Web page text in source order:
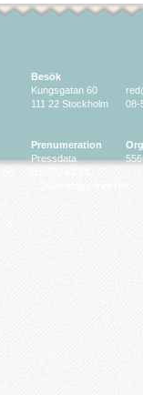
Besök
Kungsgatan 60
111 22 Stockholm
Prenumeration
Pressdata
08-